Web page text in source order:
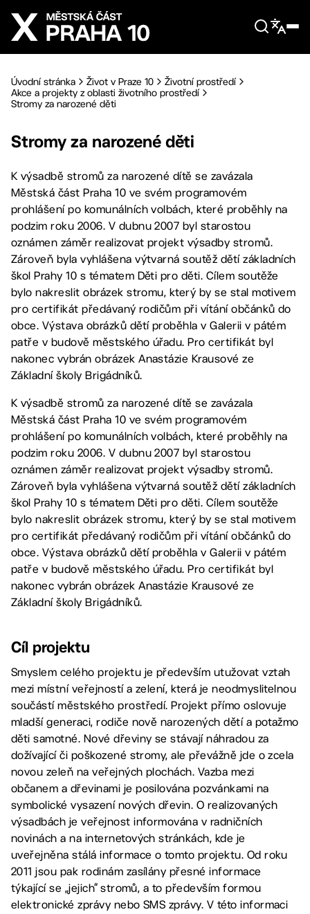
Přejít na hlavní obsah
Úvodní stránka Život v Praze 10
Životní prostředí
Akce a projekty z oblasti životního prostředí
Stromy za narozené děti
Stromy za narozené děti
K výsadbě stromů za narozené dítě se zavázala
Městská část Praha 10 ve svém programovém
prohlášení po komunálních volbách, které proběhly na
podzim roku 2006. V dubnu 2007 byl starostou
oznámen záměr realizovat projekt výsadby stromů.
Zároveň byla vyhlášena výtvarná soutěž dětí základních
škol Prahy 10 s tématem Děti pro děti. Cílem soutěže
bylo nakreslit obrázek stromu, který by se stal motivem
pro certifikát předávaný rodičům při vítání občánků do
obce. Výstava obrázků dětí proběhla v Galerii v pátém
patře v budově městského úřadu. Pro certifikát byl
nakonec vybrán obrázek Anastázie Krausové ze
Základní školy Brigádníků.
K výsadbě stromů za narozené dítě se zavázala
Městská část Praha 10 ve svém programovém
prohlášení po komunálních volbách, které proběhly na
podzim roku 2006. V dubnu 2007 byl starostou
oznámen záměr realizovat projekt výsadby stromů.
Zároveň byla vyhlášena výtvarná soutěž dětí základních
škol Prahy 10 s tématem Děti pro děti. Cílem soutěže
bylo nakreslit obrázek stromu, který by se stal motivem
pro certifikát předávaný rodičům při vítání občánků do
obce. Výstava obrázků dětí proběhla v Galerii v pátém
patře v budově městského úřadu. Pro certifikát byl
nakonec vybrán obrázek Anastázie Krausové ze
Základní školy Brigádníků.
Cíl projektu
Smyslem celého projektu je především utužovat vztah
mezi místní veřejností a zelení, která je neodmyslitelnou
součástí městského prostředí. Projekt přímo oslovuje
mladší generaci, rodiče nově narozených dětí a potažmo
děti samotné. Nové dřeviny se stávají náhradou za
dožívající či poškozené stromy, ale převážně jde o zcela
novou zeleň na veřejných plochách. Vazba mezi
občanem a dřevinami je posilována pozvánkami na
symbolické vysazení nových dřevin. O realizovaných
výsadbách je veřejnost informována v radničních
novinách a na internetových stránkách, kde je
uveřejněna stálá informace o tomto projektu. Od roku
2011 jsou pak rodinám zasílány přesné informace
týkající se „jejich“ stromů, a to především formou
elektronické zprávy nebo SMS zprávy. V této informaci